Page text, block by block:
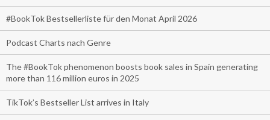
#BookTok Bestsellerliste für den Monat April 2026
Podcast Charts nach Genre
The #BookTok phenomenon boosts book sales in Spain generating
more than 116 million euros in 2025
TikTok’s Bestseller List arrives in Italy